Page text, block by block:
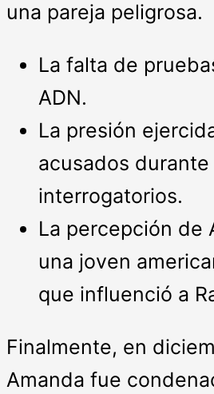
una pareja peligrosa.
La falta de
ADN.
La presión
acusados durante
interrogatorios.
La percepción de
una joven
que influenció a
Finalmente, en
Amanda fue